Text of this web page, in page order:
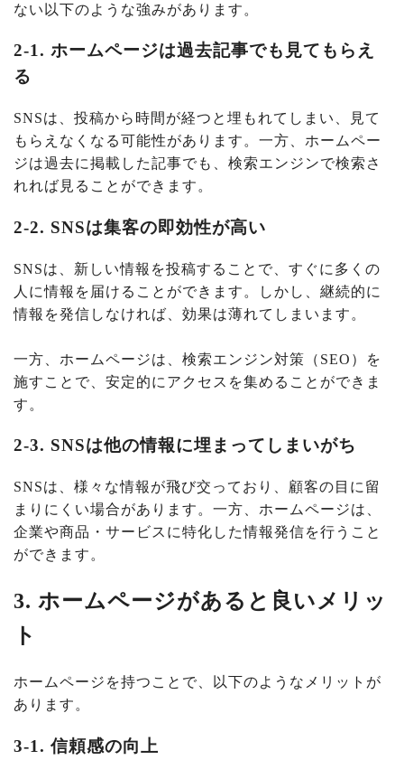
ない以下のような強みがあります。
2-1. ホームページは過去記事でも見てもらえ
る
SNSは、投稿から時間が経つと埋もれてしまい、見て
もらえなくなる可能性があります。一方、ホームペー
ジは過去に掲載した記事でも、検索エンジンで検索さ
れれば見ることができます。
2-2. SNSは集客の即効性が高い
SNSは、新しい情報を投稿することで、すぐに多くの
人に情報を届けることができます。しかし、継続的に
情報を発信しなければ、効果は薄れてしまいます。
一方、ホームページは、検索エンジン対策（SEO）を
施すことで、安定的にアクセスを集めることができま
す。
2-3. SNSは他の情報に埋まってしまいがち
SNSは、様々な情報が飛び交っており、顧客の目に留
まりにくい場合があります。一方、ホームページは、
企業や商品・サービスに特化した情報発信を行うこと
ができます。
3. ホームページがあると良いメリッ
ト
ホームページを持つことで、以下のようなメリットが
あります。
3-1. 信頼感の向上